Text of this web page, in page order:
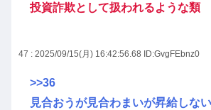
投資詐欺として扱われるような類
47 : 2025/09/15(月) 16:42:56.68 ID:GvgFEbnz0
>>36
見合おうが見合わまいが昇給しな